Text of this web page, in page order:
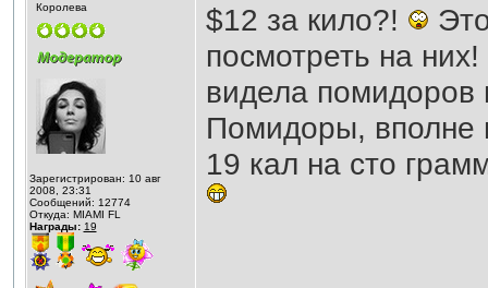
Королева
Зарегистрирован: 10 авг
2008, 23:31
Сообщений: 12774
Откуда: MIAMI FL
Награды: 19
$12 за кило?!
посмотреть на
видела помидоров
Помидоры, вполне
19 кал на сто